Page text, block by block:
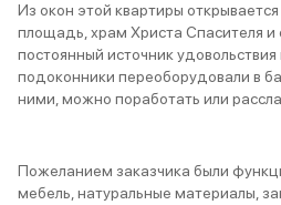
Из окон этой квартиры
площадь, храм Христа Спасителя и
постоянный источник
подоконники переоборудовали в
ними, можно поработать или
Пожеланием заказчика были
мебель, натуральные материалы,